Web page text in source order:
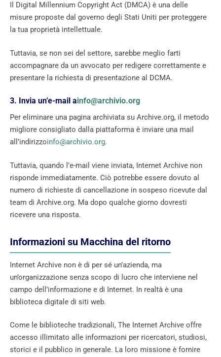
Il Digital Millennium Copyright Act (DMCA) è una delle
misure proposte dal governo degli Stati Uniti per proteggere
la tua proprietà intellettuale.
Tuttavia, se non sei del settore, sarebbe meglio farti
accompagnare da un avvocato per redigere correttamente e
presentare la richiesta di presentazione al DCMA.
3. Invia un’e-mail ainfo@archivio.org
Per eliminare una pagina archiviata su Archive.org, il metodo
migliore consigliato dalla piattaforma è inviare una mail
all’indirizzoinfo@archivio.org.
Tuttavia, quando l’e-mail viene inviata, Internet Archive non
risponde immediatamente. Ciò potrebbe essere dovuto al
numero di richieste di cancellazione in sospeso ricevute dal
team di Archive.org. Ma dopo qualche giorno dovresti
ricevere una risposta.
Informazioni su Macchina del ritorno
Internet Archive non è di per sé un’azienda, ma
un’organizzazione senza scopo di lucro che interviene nel
campo dell’informazione e di Internet. In realtà è una
biblioteca digitale di siti web.
Come le biblioteche tradizionali, The Internet Archive offre
accesso illimitato alle informazioni per ricercatori, studiosi,
storici e il pubblico in generale. La loro missione è fornire